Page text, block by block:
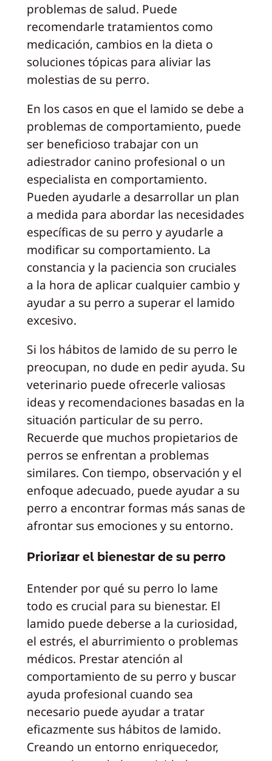
problemas de salud. Puede
recomendarle tratamientos como
medicación, cambios en la dieta o
soluciones tópicas para aliviar las
molestias de su perro.
En los casos en que el lamido se debe a
problemas de comportamiento, puede
ser beneficioso trabajar con un
adiestrador canino profesional o un
especialista en comportamiento.
Pueden ayudarle a desarrollar un plan
a medida para abordar las necesidades
específicas de su perro y ayudarle a
modificar su comportamiento. La
constancia y la paciencia son cruciales
a la hora de aplicar cualquier cambio y
ayudar a su perro a superar el lamido
excesivo.
Si los hábitos de lamido de su perro le
preocupan, no dude en pedir ayuda. Su
veterinario puede ofrecerle valiosas
ideas y recomendaciones basadas en la
situación particular de su perro.
Recuerde que muchos propietarios de
perros se enfrentan a problemas
similares. Con tiempo, observación y el
enfoque adecuado, puede ayudar a su
perro a encontrar formas más sanas de
afrontar sus emociones y su entorno.
Priorizar el bienestar de su perro
Entender por qué su perro lo lame
todo es crucial para su bienestar. El
lamido puede deberse a la curiosidad,
el estrés, el aburrimiento o problemas
médicos. Prestar atención al
comportamiento de su perro y buscar
ayuda profesional cuando sea
necesario puede ayudar a tratar
eficazmente sus hábitos de lamido.
Creando un entorno enriquecedor,